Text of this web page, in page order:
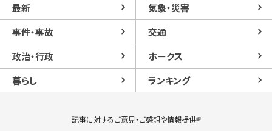
最新
気象・災害
事件・事故
交通
政治・行政
ホークス
暮らし
ランキング
記事に対するご意見・ご感想や情報提供